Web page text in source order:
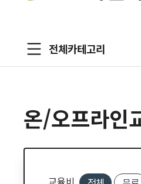
전체카테고리
온/오프라인
교육비